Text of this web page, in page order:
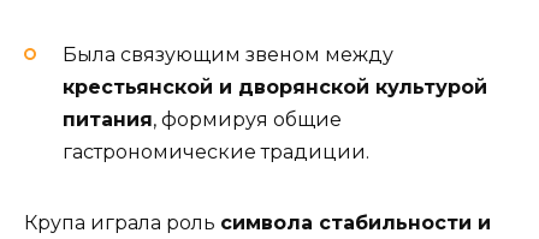
Была связующим звеном между
крестьянской и дворянской культурой
питания, формируя общие
гастрономические традиции.
Крупа играла роль символа стабильности и